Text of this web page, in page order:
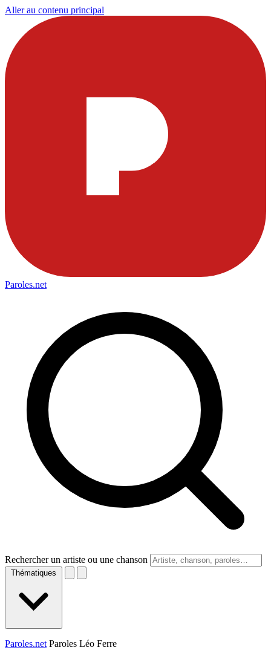
Aller au contenu principal
Paroles.net
Rechercher un artiste ou une chanson
Thématiques
Paroles.net Paroles Léo Ferre